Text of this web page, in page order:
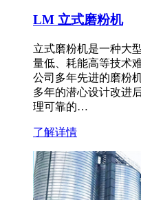
LM 立式磨粉机
立式磨粉机是一种大
量低、耗能高等技术
公司多年先进的磨粉
多年的潜心设计改进
理可靠的…
了解详情